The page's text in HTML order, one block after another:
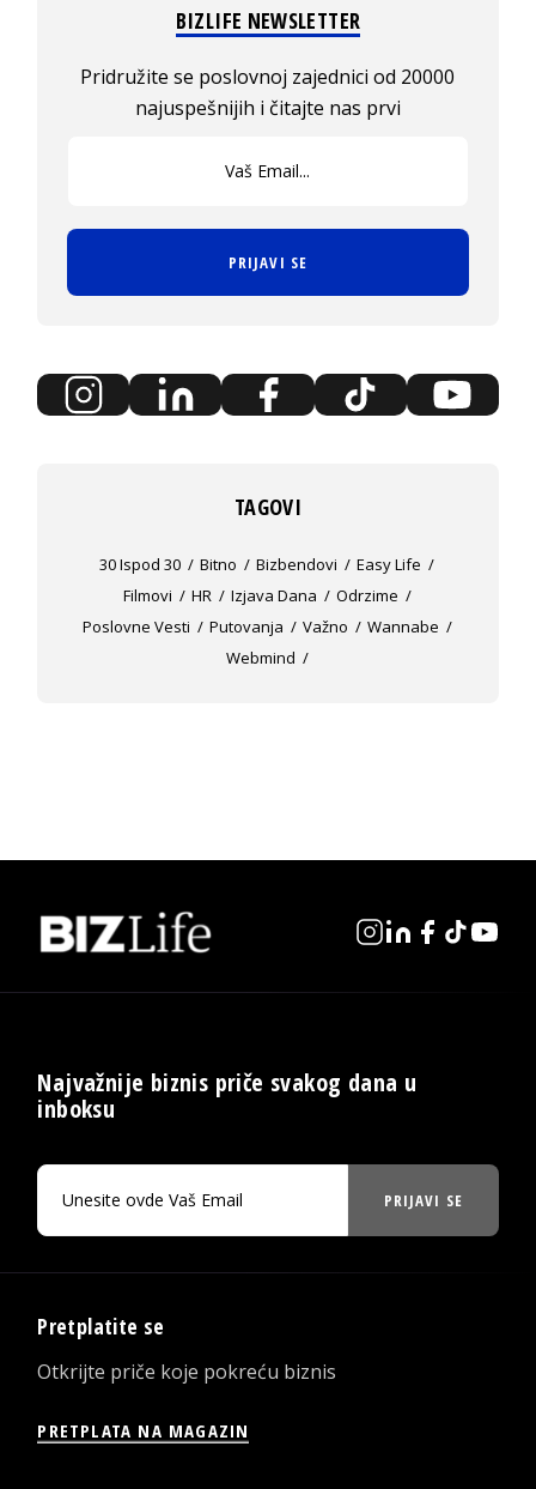
BIZLIFE NEWSLETTER
Pridružite se poslovnoj zajednici od 20000
najuspešnijih i čitajte nas prvi
PRIJAVI SE
TAGOVI
30 Ispod 30 Bitno Bizbendovi
Easy Life
Filmovi
HR Izjava Dana
Odrzime
Poslovne Vesti
Putovanja Važno
Wannabe
Webmind
Najvažnije biznis priče svakog dana u
inboksu
PRIJAVI SE
Pretplatite se
Otkrijte priče koje pokreću biznis
PRETPLATA NA MAGAZIN